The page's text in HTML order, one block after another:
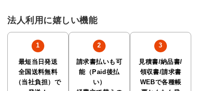
法人利用に嬉しい機能
最短当日発送
全国送料無料
（当社負担）で
請求書払いも可
能（Paid後払
い）
見積書/納品書/
領収書/請求書
WEBで各種帳